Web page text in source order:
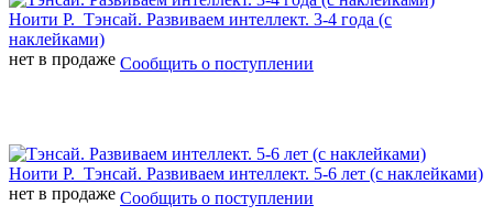
Ноити Р. Тэнсай. Развиваем интеллект. 3-4 года (с
наклейками)
нет в продаже Сообщить о поступлении
Ноити Р. Тэнсай. Развиваем интеллект. 5-6 лет (с наклейками)
нет в продаже Сообщить о поступлении